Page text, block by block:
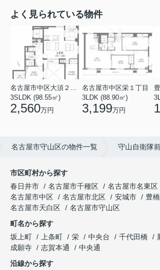
よく見られている物件
3SLDK (98.55㎡)
2,560万円
名古屋市中区栄１丁目
3LDK (88.90㎡)
3,199万円
名古屋市守山区の物件一覧 守山自衛隊
市区町村から探す
春日井市
名古屋市千種区 名古屋市名東区
名古屋市中区
名古屋市北区 安城市
豊
名古屋市天白区
名古屋市守山区
町名から探す
坂上町
上条町 栄 中央台 千代田橋
成願寺
志賀本通
中央通
沿線から探す